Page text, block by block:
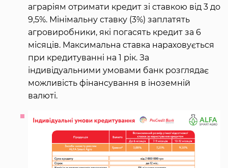
аграріям отримати кредит зі ставкою від 3 до
9,5%. Мінімальну ставку (3%) заплатять
агровиробники, які погасять кредит за 6
місяців. Максимальна ставка нараховується
при кредитуванні на 1 рік. За
індивідуальними умовами банк розглядає
можливість фінансування в іноземній
валюті.